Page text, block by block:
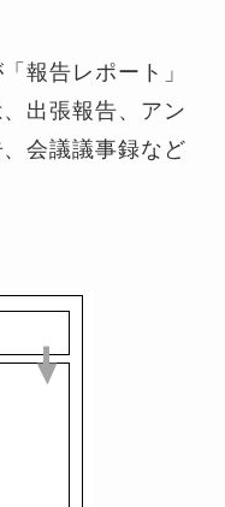
報告レポート」
出張報告、アン
会議議事録など